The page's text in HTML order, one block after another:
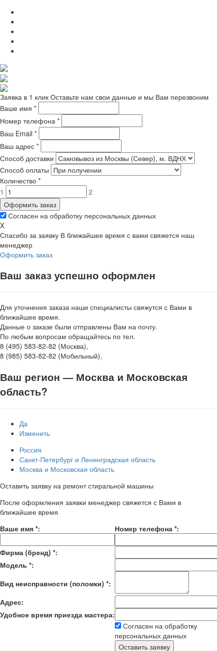
Заявка в 1 клик Оставьте нам свои данные и мы Вам перезвоним
Ваше имя *
Номер телефона *
Ваш Email *
Ваш адрес *
Способ доставки
Способ оплаты
Количество *
1
2
Оформить заказ
Согласен на обработку персональных данных
X
Спасибо за заявку В ближайшее время с вами свяжется наш
менеджер
Оформить заказ
Ваш заказ успешно оформлен
Для уточнения заказа наши специалисты свяжутся с Вами в
ближайшее время.
Данные о заказе были отправлены Вам на почту.
По любым вопросам обращайтесь по тел.
8 (495) 583-82-82 (Москва),
8 (985) 583-82-82 (Мобильный),
Ваш регион — Москва и Московская
область?
Да
Изменить
Россия
Санкт-Петербург и Ленинградская область
Москва и Московская область
Оставить заявку на ремонт стиральной машины
После оформления заявки менеджер свяжется с Вами в
ближайшее время
Ваше имя *: Номер телефона *:
Фирма (бренд) *:
Модель *:
Вид неисправности (поломки) *:
Адрес:
Удобное время приезда мастера:
Согласен на обработку
персональных данных